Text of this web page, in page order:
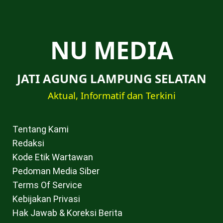
NU MEDIA
JATI AGUNG LAMPUNG SELATAN
Aktual, Informatif dan Terkini
Tentang Kami
Redaksi
Kode Etik Wartawan
Pedoman Media Siber
Terms Of Service
Kebijakan Privasi
Hak Jawab & Koreksi Berita